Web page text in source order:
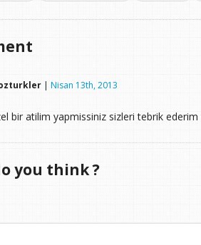
| Nisan 13th, 2013
bir atilim yapmissiniz sizleri tebrik
you think ?